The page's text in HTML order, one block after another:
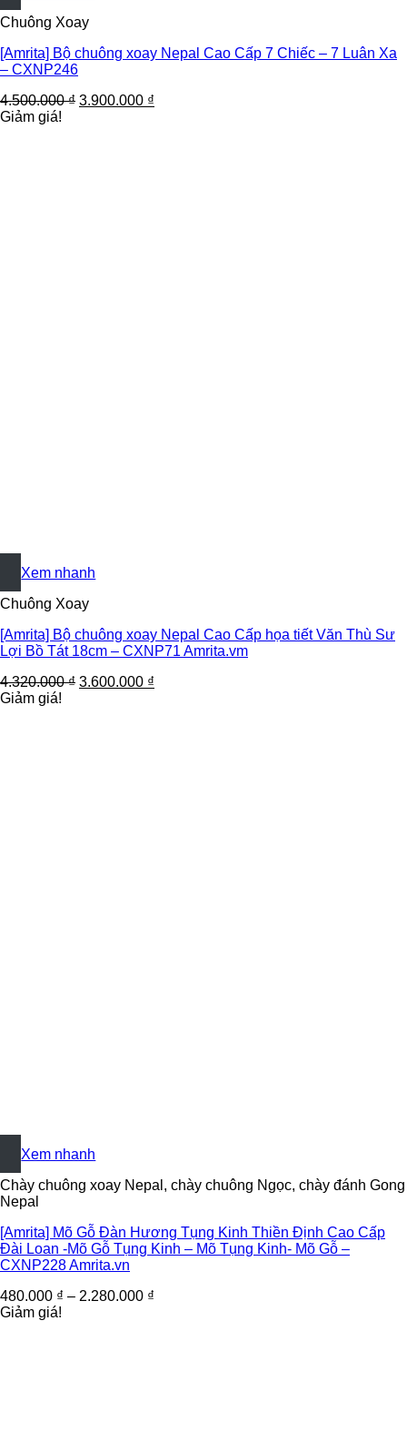
Chuông Xoay
[Amrita] Bộ chuông xoay Nepal Cao Cấp 7 Chiếc – 7 Luân Xa
– CXNP246
4.500.000₫ 3.900.000 ₫
Giảm giá!
+
Xem nhanh
Chuông Xoay
[Amrita] Bộ chuông xoay Nepal Cao Cấp họa tiết Văn Thù Sư
Lợi Bồ Tát 18cm – CXNP71 Amrita.vm
4.320.000₫ 3.600.000 ₫
Giảm giá!
+
Xem nhanh
Chày chuông xoay Nepal, chày chuông Ngọc, chày đánh Gong
Nepal
[Amrita] Mõ Gỗ Đàn Hương Tụng Kinh Thiền Định Cao Cấp
Đài Loan -Mõ Gỗ Tụng Kinh – Mõ Tụng Kinh- Mõ Gỗ –
CXNP228 Amrita.vn
480.000 ₫ – 2.280.000 ₫
Giảm giá!